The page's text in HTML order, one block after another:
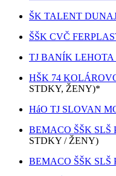
ŠK TALENT
ŠŠK CVČ
TJ BANÍK
HŠK 74
STDKY, ŽENY)*
HáO TJ SLOVAN
BEMACO ŠŠK SLŠ
STDKY / ŽENY)
BEMACO ŠŠK SLŠ